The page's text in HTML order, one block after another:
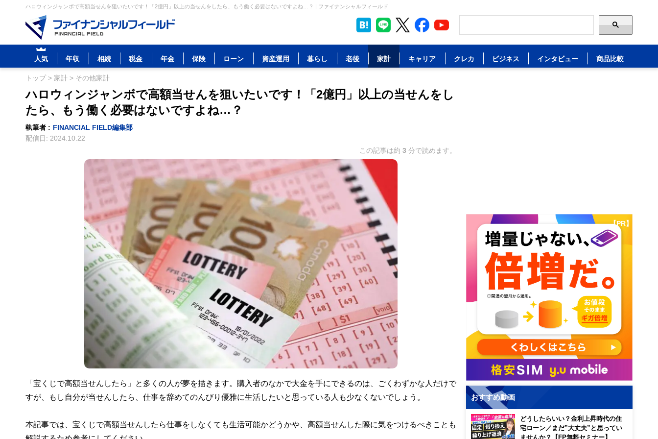
ハロウィンジャンボで高額当せんを狙いたいです！「2億円」以上の当せんをしたら、もう働く必要はないですよね…？ | ファイナンシャルフィールド
人気 年収 相続 税金 年金 保険 ローン 資産運用 暮らし 老後 家計 キャリア クレカ ビジネス インタビュー 商品比較
トップ> 家計 > その他家計
ハロウィンジャンボで高額当せんを狙いたいです！「2億円」以上の当せんをし
たら、もう働く必要はないですよね…？
執筆者 : FINANCIAL FIELD編集部
配信日: 2024.10.22
この記事は約 3 分で読めます。
「宝くじで高額当せんしたら」と多くの人が夢を描きます。購入者のなかで大金を手にできるのは、ごくわずかな人だけで
すが、もし自分が当せんしたら、仕事を辞めてのんびり優雅に生活したいと思っている人も少なくないでしょう。
本記事では、宝くじで高額当せんしたら仕事をしなくても生活可能かどうかや、高額当せんした際に気をつけるべきことも
【PR】
おすすめ動画
どうしたらいい？金利上昇時代の住
宅ローン／まだ”大丈夫”と思ってい
ませんか？【FP無料セミナー】